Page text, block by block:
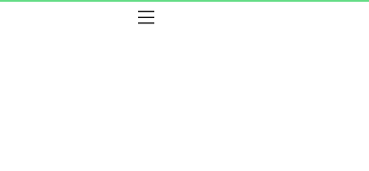
본문 바로가기